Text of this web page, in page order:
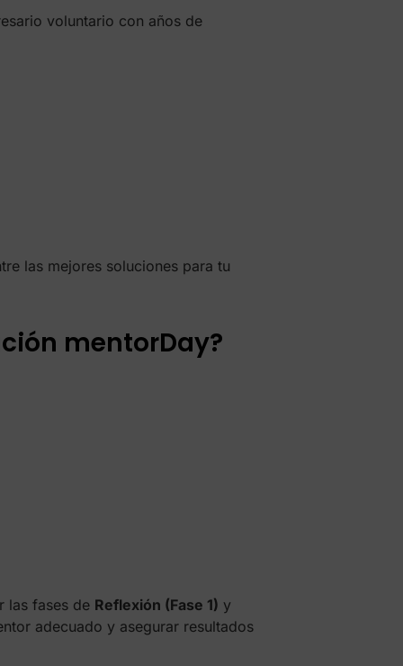
voluntario con años de
las mejores soluciones para tu
mentorDay?
las fases de Reflexión (Fase 1) y
adecuado y asegurar resultados